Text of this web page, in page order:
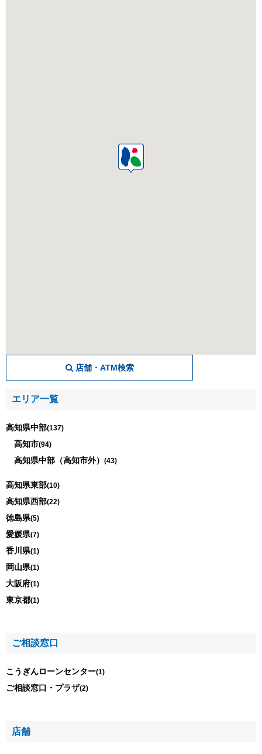
店舗・ATM検索
エリア一覧
高知県中部(137)
高知市(94)
高知県中部（高知市外）(43)
高知県東部(10)
高知県西部(22)
徳島県(5)
愛媛県(7)
香川県(1)
岡山県(1)
大阪府(1)
東京都(1)
ご相談窓口
こうぎんローンセンター(1)
ご相談窓口・プラザ(2)
店舗